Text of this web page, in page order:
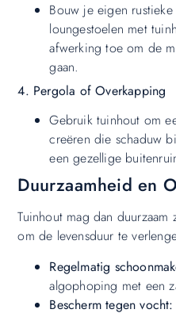
Bouw je eigen
loungestoelen met
afwerking toe om de
gaan.
4. Pergola of Overkapping
Gebruik tuinhout om
creëren die schaduw
een gezellige
Duurzaamheid en
Tuinhout mag dan
om de levensduur te
Regelmatig
algophoping met een
Bescherm tegen vocht: